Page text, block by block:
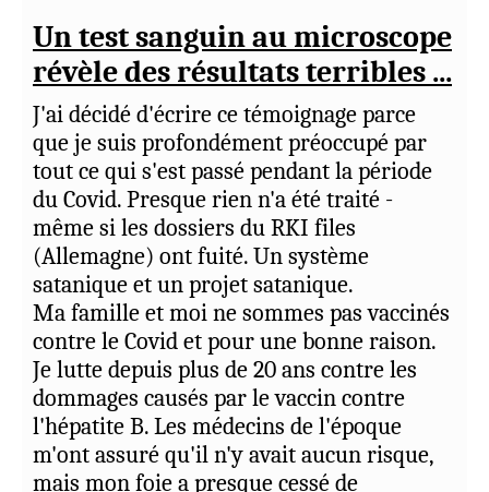
choses que Jéhovah nous y offre, et
écartons ce avec quoi nous ne sommes pas
d'accord en attendant que Jehovah mette
de l'ordre dans les choses qui laissent à
désirer.
2) Ce qui serait pour moi la chose la plus
importante à corriger dans l'organisation
de Jéhovah : cet incroyable et permanent
conditionnement des frères et sœurs pour
les obliger à obéir aveuglément à l'Esclave
en leur faisant croire de facon tacite, quasi
subliminale, que tout ce qui se fait ou se dit
dans l'organisation est la volonté de
Jéhovah (ce qui est totalement grotesque,
non biblique, mais que l'énorme majorité
de deux ans avec l'un de ces professeurs à
enquêter sur les vaccins et leurs
éventuelles effets. Cela m'a permis de
découvrir des choses inquiétantes, en
particulier concernant les effets toxiques
des vaccins sur le corps humain.
Ce que j'ai découvert était alarmant. J'ai
assisté à des autopsies de jeunes vaccinés
décédés à cause de la vaccination. Ces
expériences m'ont convaincu que les
vaccins peuvent présenter des risques
graves pour la santé, encore
insuffisamment étudiés. Ce qui était
particulièrement préoccupant, c'était la
découverte que, outre des substances
Un test sanguin au microscope
révèle des résultats terribles ...
J'ai décidé d'écrire ce témoignage parce
que je suis profondément préoccupé par
tout ce qui s'est passé pendant la période
du Covid. Presque rien n'a été traité -
même si les dossiers du RKI files
(Allemagne) ont fuité. Un système
satanique et un projet satanique.
Ma famille et moi ne sommes pas vaccinés
contre le Covid et pour une bonne raison.
Je lutte depuis plus de 20 ans contre les
dommages causés par le vaccin contre
l'hépatite B. Les médecins de l'époque
m'ont assuré qu'il n'y avait aucun risque,
mais mon foie a presque cessé de